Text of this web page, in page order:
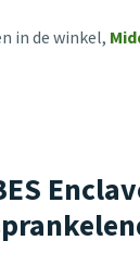
in de winkel,